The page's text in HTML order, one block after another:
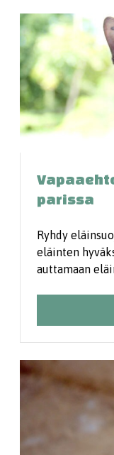
parissa
Ryhdy
eläinten
auttamaan